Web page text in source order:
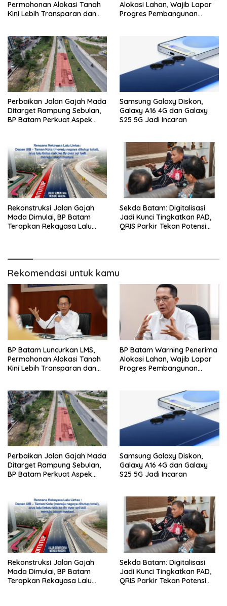
Permohonan Alokasi Tanah
Kini Lebih Transparan dan
Alokasi Lahan, Wajib Lapor
Progres Pembangunan
Perbaikan Jalan Gajah Mada
Ditarget Rampung Sebulan,
BP Batam Perkuat Aspek
Samsung Galaxy Diskon,
Galaxy A16 4G dan Galaxy
S25 5G Jadi Incaran
Rekonstruksi Jalan Gajah
Mada Dimulai, BP Batam
Terapkan Rekayasa Lalu
Sekda Batam: Digitalisasi
Jadi Kunci Tingkatkan PAD,
QRIS Parkir Tekan Potensi
Rekomendasi untuk kamu
BP Batam Luncurkan LMS,
Permohonan Alokasi Tanah
Kini Lebih Transparan dan
BP Batam Warning Penerima
Alokasi Lahan, Wajib Lapor
Progres Pembangunan
Perbaikan Jalan Gajah Mada
Ditarget Rampung Sebulan,
BP Batam Perkuat Aspek
Samsung Galaxy Diskon,
Galaxy A16 4G dan Galaxy
S25 5G Jadi Incaran
Rekonstruksi Jalan Gajah
Mada Dimulai, BP Batam
Terapkan Rekayasa Lalu
Sekda Batam: Digitalisasi
Jadi Kunci Tingkatkan PAD,
QRIS Parkir Tekan Potensi